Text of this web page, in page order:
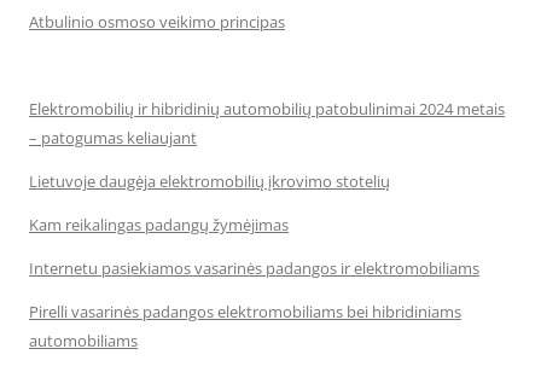
Atbulinio osmoso veikimo principas
Elektromobilių ir hibridinių automobilių patobulinimai 2024 metais
– patogumas keliaujant
Lietuvoje daugėja elektromobilių įkrovimo stotelių
Kam reikalingas padangų žymėjimas
Internetu pasiekiamos vasarinės padangos ir elektromobiliams
Pirelli vasarinės padangos elektromobiliams bei hibridiniams
automobiliams